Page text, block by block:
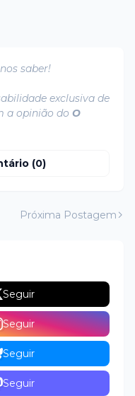
saber!
exclusiva de
a opinião do O
(0)
Próxima Postagem
Seguir
Seguir
Seguir
Seguir